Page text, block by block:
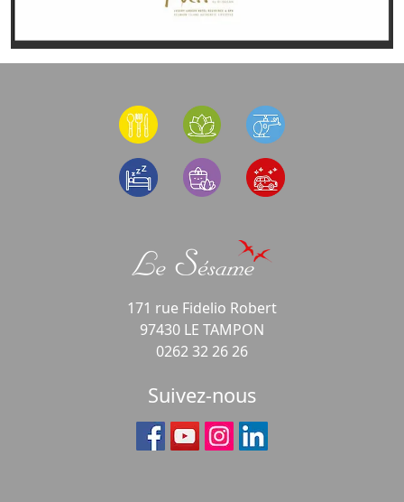
171 rue Fidelio Robert
97430 LE TAMPON
0262 32 26 26
Suivez-nous